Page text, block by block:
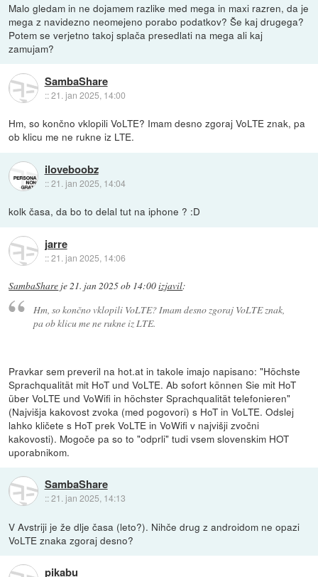
Malo gledam in ne dojamem razlike med mega in maxi razren, da je
mega z navidezno neomejeno porabo podatkov? Še kaj drugega?
Potem se verjetno takoj splača presedlati na mega ali kaj
zamujam?
SambaShare
::21. jan 2025, 14:00
Hm, so končno vklopili VoLTE? Imam desno zgoraj VoLTE znak, pa
ob klicu me ne rukne iz LTE.
iloveboobz
::21. jan 2025, 14:04
kolk časa, da bo to delal tut na iphone ? :D
jarre
::21. jan 2025, 14:06
SambaShare je21. jan 2025 ob 14:00izjavil:
Hm, so končno vklopili VoLTE? Imam desno zgoraj VoLTE znak,
pa ob klicu me ne rukne iz LTE.
Pravkar sem preveril na hot.at in takole imajo napisano: "Höchste
Sprachqualität mit HoT und VoLTE. Ab sofort können Sie mit HoT
über VoLTE und VoWifi in höchster Sprachqualität telefonieren"
(Najvišja kakovost zvoka (med pogovori) s HoT in VoLTE. Odslej
lahko kličete s HoT prek VoLTE in VoWifi v najvišji zvočni
kakovosti). Mogoče pa so to "odprli" tudi vsem slovenskim HOT
uporabnikom.
SambaShare
::21. jan 2025, 14:13
V Avstriji je že dlje časa (leto?). Nihče drug z androidom ne opazi
VoLTE znaka zgoraj desno?
pikabu